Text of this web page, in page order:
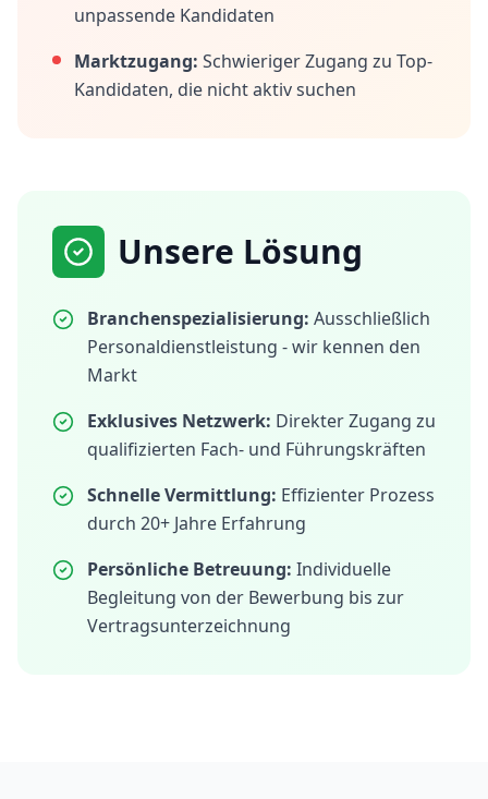
unpassende Kandidaten
Marktzugang: Schwieriger Zugang zu Top-
Kandidaten, die nicht aktiv suchen
Unsere Lösung
Branchenspezialisierung: Ausschließlich
Personaldienstleistung - wir kennen den
Markt
Exklusives Netzwerk: Direkter Zugang zu
qualifizierten Fach- und Führungskräften
Schnelle Vermittlung: Effizienter Prozess
durch 20+ Jahre Erfahrung
Persönliche Betreuung: Individuelle
Begleitung von der Bewerbung bis zur
Vertragsunterzeichnung